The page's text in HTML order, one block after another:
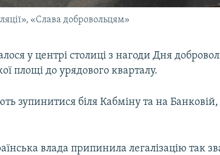
«Слава добровольцям»
у центрі столиці з нагоди Дня
площі до урядового кварталу.
зупинитися біля Кабміну та на Банковій,
влада припинила легалізацію так